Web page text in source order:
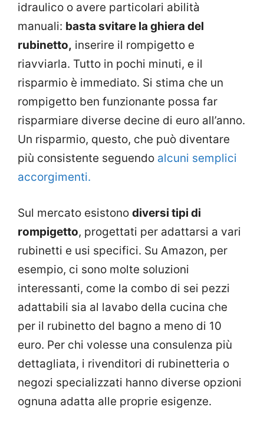
idraulico o avere particolari abilità
manuali: basta svitare la ghiera del
rubinetto, inserire il rompigetto e
riavviarla. Tutto in pochi minuti, e il
risparmio è immediato. Si stima che un
rompigetto ben funzionante possa far
risparmiare diverse decine di euro all’anno.
Un risparmio, questo, che può diventare
più consistente seguendo alcuni semplici
accorgimenti.
Sul mercato esistono diversi tipi di
rompigetto, progettati per adattarsi a vari
rubinetti e usi specifici. Su Amazon, per
esempio, ci sono molte soluzioni
interessanti, come la combo di sei pezzi
adattabili sia al lavabo della cucina che
per il rubinetto del bagno a meno di 10
euro. Per chi volesse una consulenza più
dettagliata, i rivenditori di rubinetteria o
negozi specializzati hanno diverse opzioni
ognuna adatta alle proprie esigenze.